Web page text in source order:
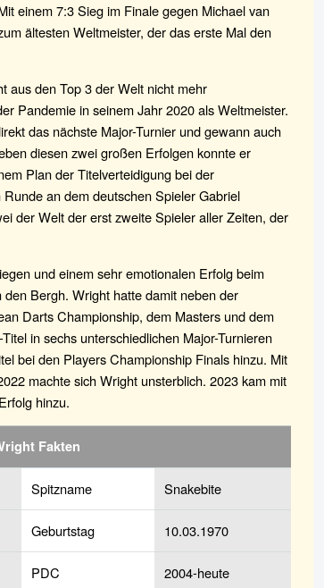
einem 7:3 Sieg im Finale gegen Michael van
ältesten Weltmeister, der das erste Mal den
aus den Top 3 der Welt nicht mehr
Pandemie in seinem Jahr 2020 als Weltmeister.
das nächste Major-Turnier und gewann auch
diesen zwei großen Erfolgen konnte er
Plan der Titelverteidigung bei der
an dem deutschen Spieler Gabriel
der Welt der erst zweite Spieler aller Zeiten, der
und einem sehr emotionalen Erfolg beim
Bergh. Wright hatte damit neben der
Darts Championship, dem Masters und dem
in sechs unterschiedlichen Major-Turnieren
bei den Players Championship Finals hinzu. Mit
machte sich Wright unsterblich. 2023 kam mit
hinzu.
Fakten
Spitzname Snakebite
Geburtstag 10.03.1970
PDC 2004-heute